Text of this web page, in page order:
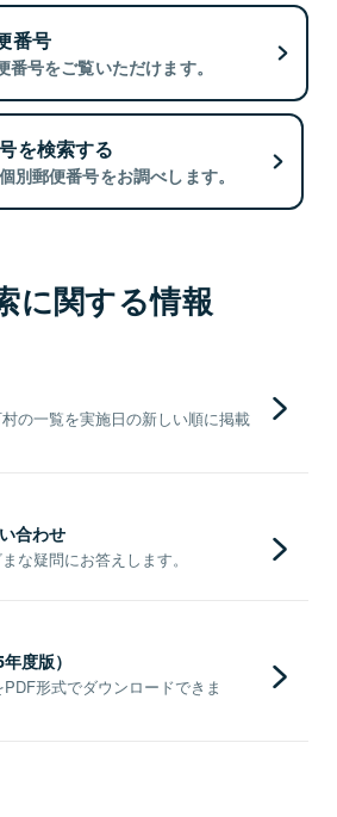
番号
号をご覧いただけます。
を検索する
別郵便番号をお調べします。
に関する情報
の一覧を実施日の新しい順に掲載
合わせ
な疑問にお答えします。
度版）
形式でダウンロードできま